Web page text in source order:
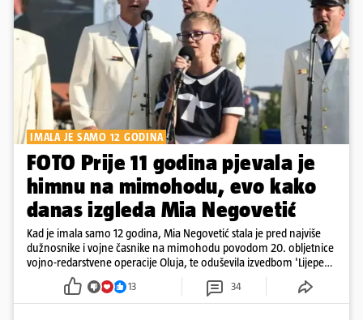
IMALA JE SAMO 12 GODINA
FOTO Prije 11 godina pjevala je
himnu na mimohodu, evo kako
danas izgleda Mia Negovetić
Kad je imala samo 12 godina, Mia Negovetić stala je pred najviše
dužnosnike i vojne časnike na mimohodu povodom 20. obljetnice
vojno-redarstvene operacije Oluja, te oduševila izvedbom 'Lijepe
13 34